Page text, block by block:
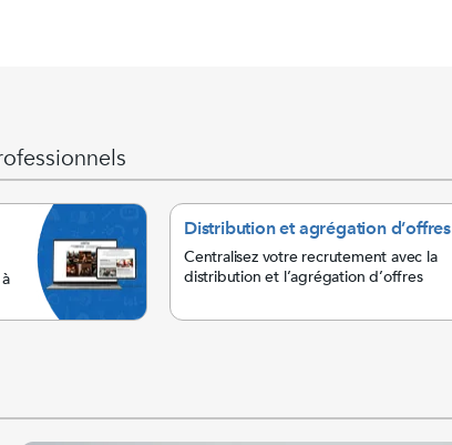
Distribution et agrégation d’offres
Centralisez votre recrutement avec la
distribution et l’agrégation d’offres